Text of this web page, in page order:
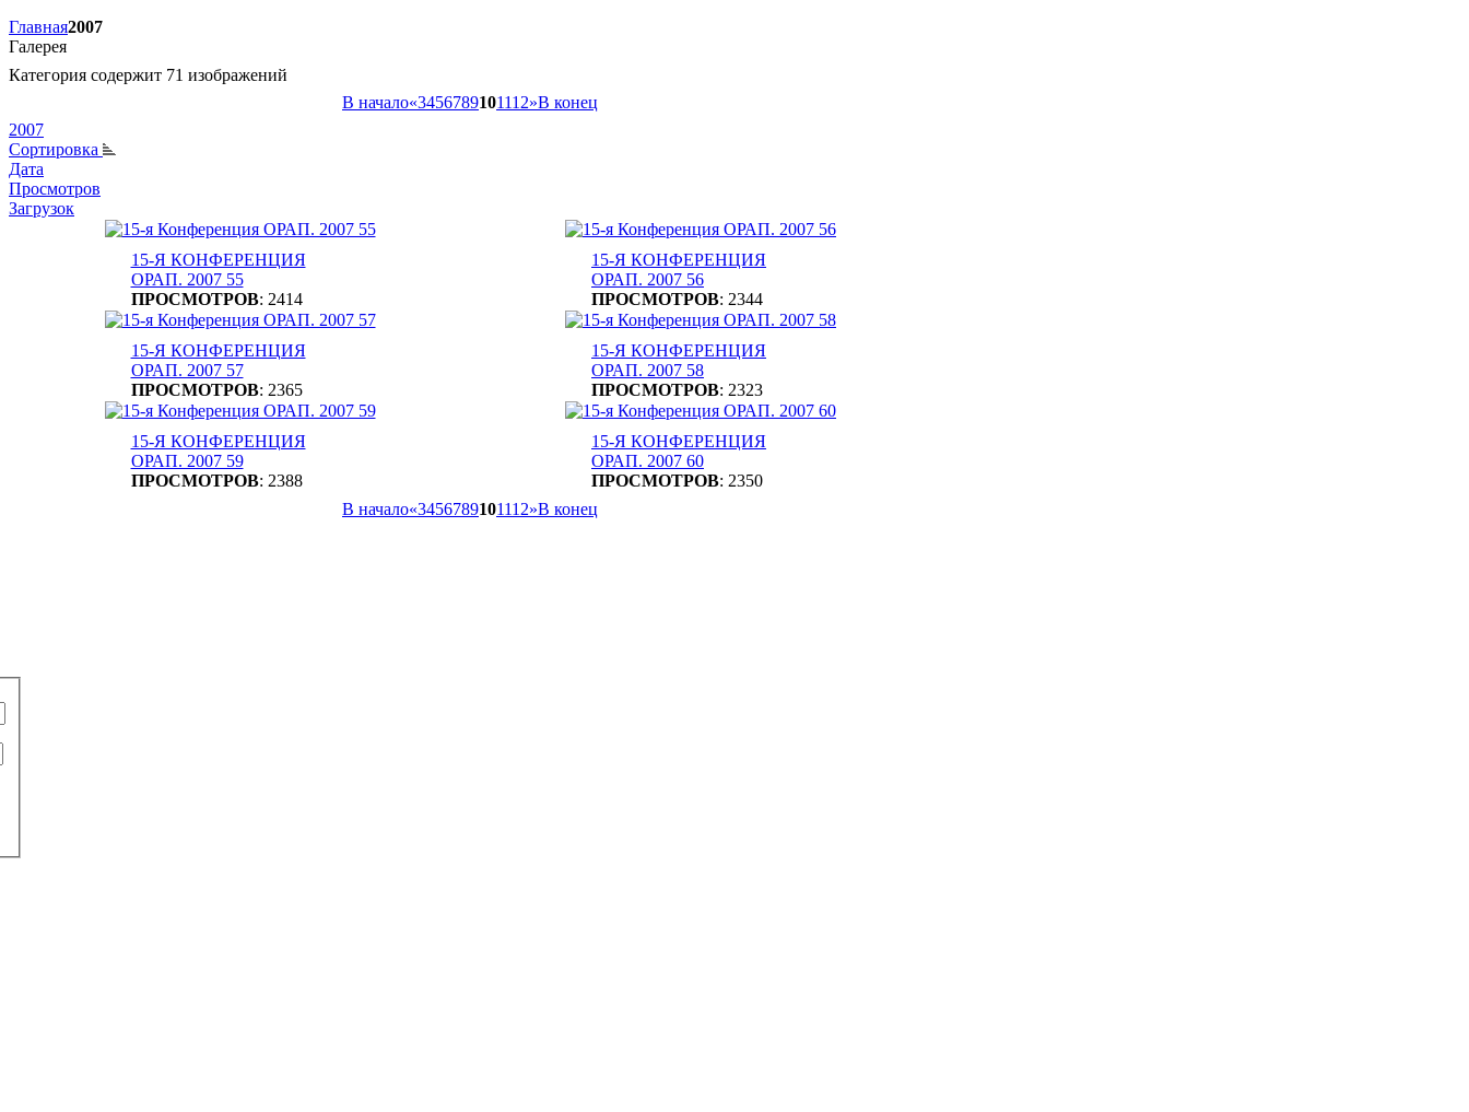
Главная2007
Галерея
Категория содержит 71 изображений
В начало«3456789101112»В конец
2007
Сортировка
Дата
Просмотров
Загрузок
15-Я КОНФЕРЕНЦИЯ
ОРАП. 2007 55
ПРОСМОТРОВ: 2414
15-Я КОНФЕРЕНЦИЯ
ОРАП. 2007 56
ПРОСМОТРОВ: 2344
15-Я КОНФЕРЕНЦИЯ
ОРАП. 2007 57
ПРОСМОТРОВ: 2365
15-Я КОНФЕРЕНЦИЯ
ОРАП. 2007 58
ПРОСМОТРОВ: 2323
15-Я КОНФЕРЕНЦИЯ
ОРАП. 2007 59
ПРОСМОТРОВ: 2388
15-Я КОНФЕРЕНЦИЯ
ОРАП. 2007 60
ПРОСМОТРОВ: 2350
В начало«3456789101112»В конец